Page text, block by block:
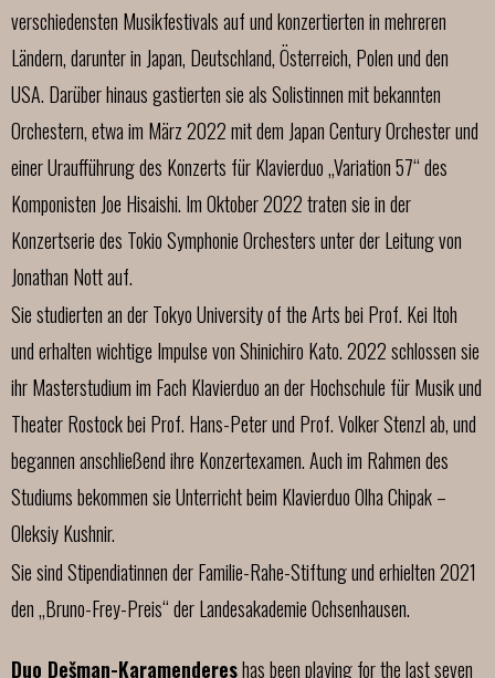
verschiedensten Musikfestivals auf und konzertierten in mehreren
Ländern, darunter in Japan, Deutschland, Österreich, Polen und den
USA. Darüber hinaus gastierten sie als Solistinnen mit bekannten
Orchestern, etwa im März 2022 mit dem Japan Century Orchester und
einer Uraufführung des Konzerts für Klavierduo „Variation 57“ des
Komponisten Joe Hisaishi. Im Oktober 2022 traten sie in der
Konzertserie des Tokio Symphonie Orchesters unter der Leitung von
Jonathan Nott auf.
Sie studierten an der Tokyo University of the Arts bei Prof. Kei Itoh
und erhalten wichtige Impulse von Shinichiro Kato. 2022 schlossen sie
ihr Masterstudium im Fach Klavierduo an der Hochschule für Musik und
Theater Rostock bei Prof. Hans-Peter und Prof. Volker Stenzl ab, und
begannen anschließend ihre Konzertexamen. Auch im Rahmen des
Studiums bekommen sie Unterricht beim Klavierduo Olha Chipak –
Oleksiy Kushnir.
Sie sind Stipendiatinnen der Familie-Rahe-Stiftung und erhielten 2021
den „Bruno-Frey-Preis“ der Landesakademie Ochsenhausen.
Duo Dešman-Karamendereshas been playing for the last seven